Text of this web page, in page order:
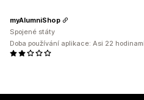
myAlumniShop
Spojené státy
Doba používání aplikace: Asi 22 hodinami